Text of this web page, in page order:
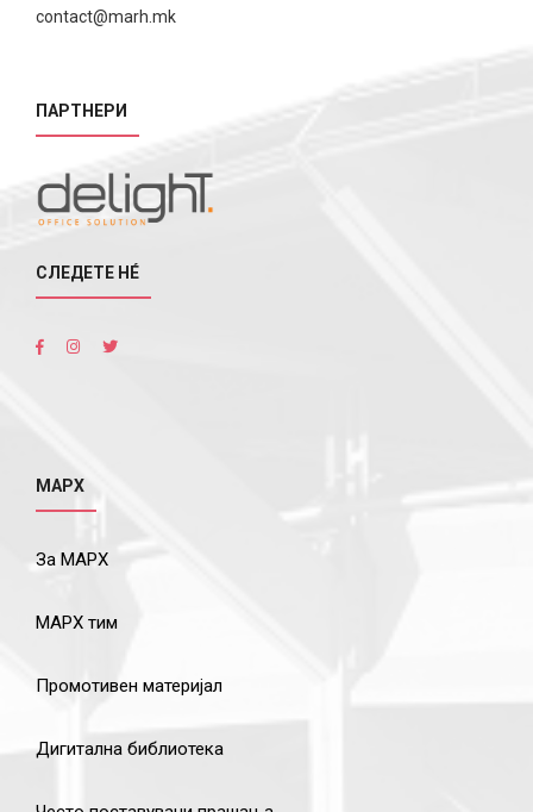
contact@marh.mk
ПАРТНЕРИ
СЛЕДЕТЕ НÉ
МАРХ
За МАРХ
МАРХ тим
Промотивен материјал
Дигитална библиотека